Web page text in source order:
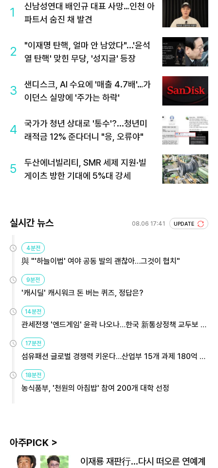
1
신남성연대 배인규 대표 사망…인천 아
파트서 숨진 채 발견
2
"이재명 탄핵, 얼마 안 남았다"...'윤석
열 탄핵' 맞힌 무당, '성지글' 등장
3
샌디스크, AI 수요에 '매출 4.7배'…가
이던스 실망에 '주가는 하락'
4
국가가 청년 상대로 '통수'?...청년미
래적금 12% 준다더니 "응, 오류야"
5
두산에너빌리티, SMR 세제 지원·빌
게이츠 방한 기대에 5%대 강세
실시간 뉴스 08.06 17:41 UPDATE
4분전
與 "'하늘이법' 여야 공동 발의 괜찮아…그것이 협치"
9분전
'캐시딜' 캐시워크 돈 버는 퀴즈, 정답은?
14분전
관세전쟁 '엔드게임' 윤곽 나오나…한국 新통상정책 교두보 활
용해야
17분전
섬유패션 글로벌 경쟁력 키운다…산업부 15개 과제 180억 지
원
18분전
농식품부, '천원의 아침밥' 참여 200개 대학 선정
아주PICK >
이재룡 재판行…다시 떠오른 연예계